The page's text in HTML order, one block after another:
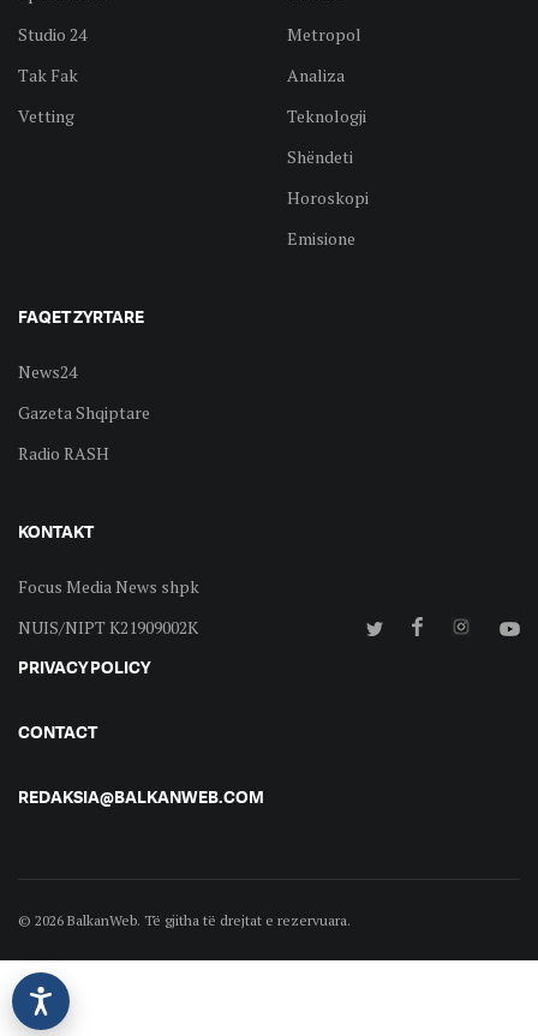
Studio 24
Tak Fak
Vetting
Metropol
Analiza
Teknologji
Shëndeti
Horoskopi
Emisione
FAQET ZYRTARE
News24
Gazeta Shqiptare
Radio RASH
KONTAKT
Focus Media News shpk
NUIS/NIPT K21909002K
PRIVACY POLICY
CONTACT
REDAKSIA@BALKANWEB.COM
© 2026 BalkanWeb. Të gjitha të drejtat e rezervuara.